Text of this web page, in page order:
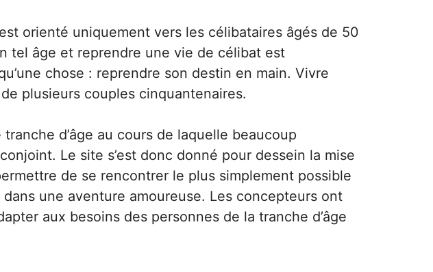
orienté uniquement vers les célibataires âgés de 50
tel âge et reprendre une vie de célibat est
chose : reprendre son destin en main. Vivre
plusieurs couples cinquantenaires.
d’âge au cours de laquelle beaucoup
Le site s’est donc donné pour dessein la mise
de se rencontrer le plus simplement possible
une aventure amoureuse. Les concepteurs ont
aux besoins des personnes de la tranche d’âge